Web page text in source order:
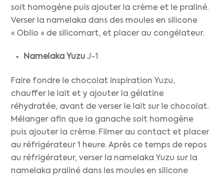
soit homogène puis ajouter la crème et le praliné.
Verser la namelaka dans des moules en silicone
« Oblio » de silicomart, et placer au congélateur.
Namelaka YuzuJ-1
Faire fondre le chocolat inspiration Yuzu,
chauffer le lait et y ajouter la gélatine
réhydratée, avant de verser le lait sur le chocolat.
Mélanger afin que la ganache soit homogène
puis ajouter la crème. Filmer au contact et placer
au réfrigérateur 1 heure. Après ce temps de repos
au réfrigérateur, verser la namelaka Yuzu sur la
namelaka praliné dans les moules en silicone